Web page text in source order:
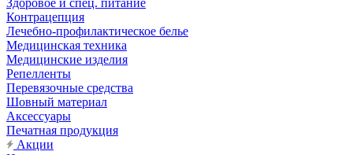
Здоровое и спец. питание
Контрацепция
Лечебно-профилактическое белье
Медицинская техника
Медицинские изделия
Репелленты
Перевязочные средства
Шовный материал
Аксессуары
Печатная продукция
Акции